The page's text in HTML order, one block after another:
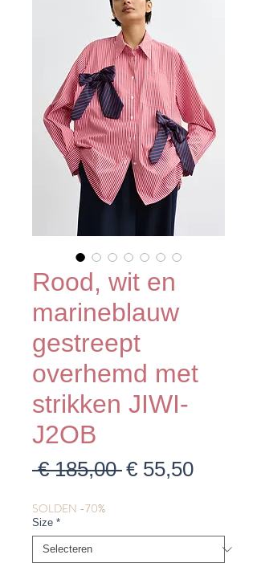
Rood, wit en
marineblauw
gestreept
overhemd met
strikken JIWI-
J2OB
€ 185,00 Normale
€ 55,50
SOLDEN -70%
Size *